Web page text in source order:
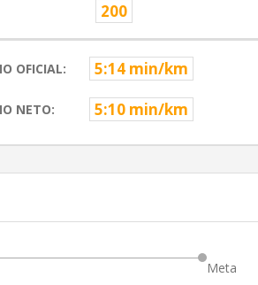
200
OFICIAL: 5:14 min/km
NETO: 5:10 min/km
Meta